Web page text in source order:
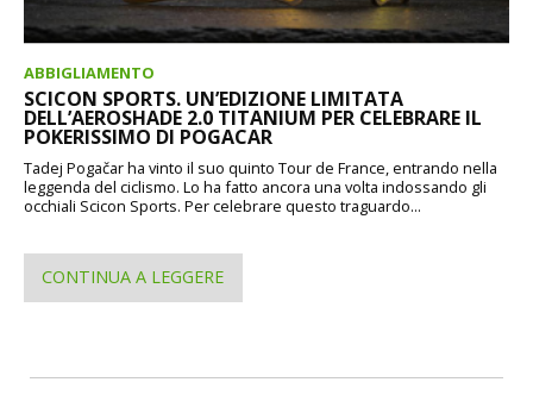
ABBIGLIAMENTO
SCICON SPORTS. UN’EDIZIONE LIMITATA
DELL’AEROSHADE 2.0 TITANIUM PER CELEBRARE IL
POKERISSIMO DI POGACAR
Tadej Pogačar ha vinto il suo quinto Tour de France, entrando nella
leggenda del ciclismo. Lo ha fatto ancora una volta indossando gli
occhiali Scicon Sports. Per celebrare questo traguardo...
CONTINUA A LEGGERE